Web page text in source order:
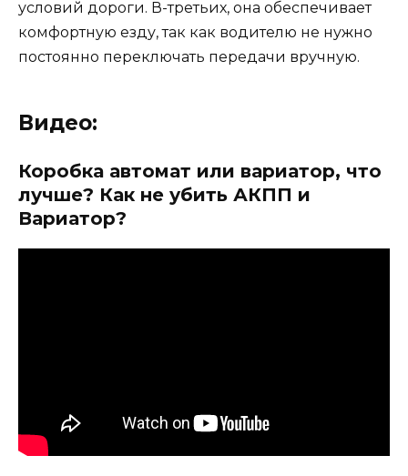
условий дороги. В-третьих, она обеспечивает
комфортную езду, так как водителю не нужно
постоянно переключать передачи вручную.
Видео:
Коробка автомат или вариатор, что
лучше? Как не убить АКПП и
Вариатор?